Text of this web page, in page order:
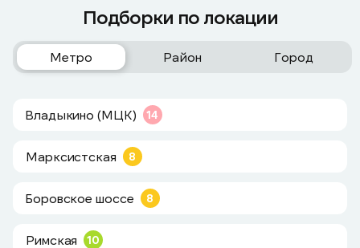
Подборки по локации
Метро Район Город
Владыкино (МЦК) 14
Марксистская 8
Боровское шоссе 8
Римская 10